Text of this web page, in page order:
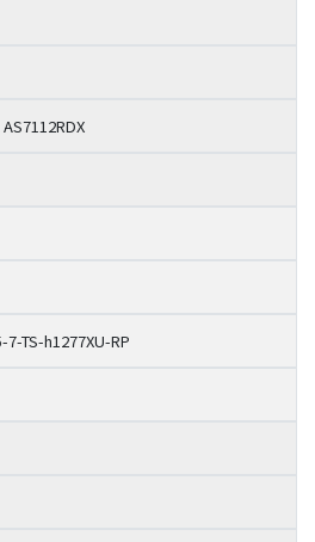
7-TS-h1277XU-RP